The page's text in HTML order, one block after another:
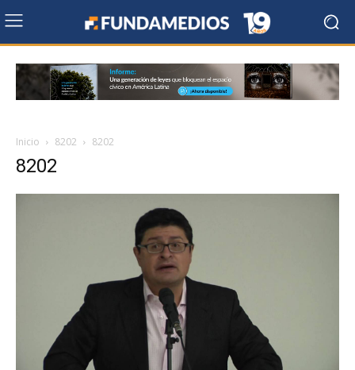
Inicio 8202 8202
8202